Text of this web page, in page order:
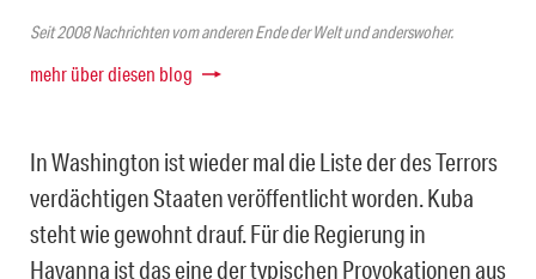
Seit 2008 Nachrichten vom anderen Ende der Welt und anderswoher.
mehr über diesen blog
In Washington ist wieder mal die Liste der des Terrors
verdächtigen Staaten veröffentlicht worden. Kuba
steht wie gewohnt drauf. Für die Regierung in
Havanna ist das eine der typischen Provokationen aus